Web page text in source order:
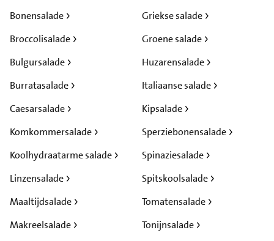
Bonensalade
Broccolisalade
Bulgursalade
Burratasalade
Caesarsalade
Griekse salade
Groene salade
Huzarensalade
Italiaanse salade
Kipsalade
Komkommersalade
Koolhydraatarme salade
Linzensalade
Maaltijdsalade
Makreelsalade
Sperziebonensalade
Spinaziesalade
Spitskoolsalade
Tomatensalade
Tonijnsalade